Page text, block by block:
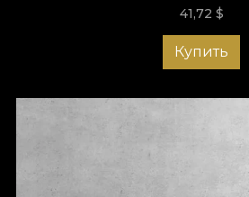
41,72 $
Купить